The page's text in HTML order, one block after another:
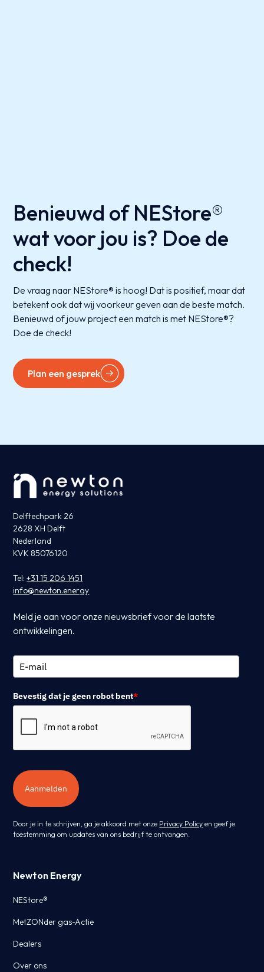
Benieuwd of NEStore®
wat voor jou is? Doe de
check!
De vraag naar NEStore® is hoog! Dat is positief, maar dat
betekent ook dat wij voorkeur geven aan de beste match.
Benieuwd of jouw project een match is met NEStore®?
Doe de check!
Plan een gesprek
Delftechpark 26
2628 XH Delft
Nederland
KVK 85076120
Tel:+31 15 206 1451
info@newton.energy
Meld je aan voor onze nieuwsbrief voor de laatste
ontwikkelingen.
Bevestig dat je geen robot bent*
Aanmelden
Door je in te schrijven, ga je akkoord met onze Privacy Policy en geef je
toestemming om updates van ons bedrijf te ontvangen.
Newton Energy
NEStore®
MetZONder gas-Actie
Dealers
Over ons